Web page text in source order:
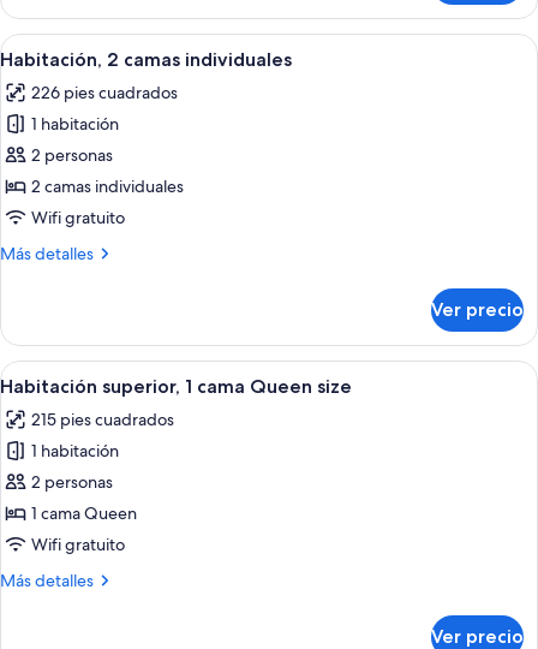
1
cama
Queen
balcón
Abrir
todas
las
fotos
de
Habitación,
2
individuales
Una habitación de hotel moderna
15
Habitación, 2 camas individuales
226 pies cuadrados
1 habitación
2 personas
2 camas individuales
Wifi gratuito
Más detalles
Más
2
camas
individuales
Ver precio
Abrir
todas
las
fotos
de
Habitación
superior,
cama
Una habitación de hotel con una
10
Habitación superior, 1 cama Queen size
215 pies cuadrados
1 habitación
2 personas
1 cama Queen
Wifi gratuito
Más detalles
Más
Ver precio